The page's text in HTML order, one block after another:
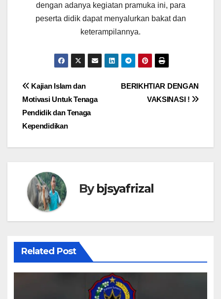
dengan adanya kegiatan pramuka ini, para
peserta didik dapat menyalurkan bakat dan
keterampilannya.
Post
navigation
BERIKHTIAR DENGAN
VAKSINASI !
Kajian Islam dan
Motivasi Untuk Tenaga
Pendidik dan Tenaga
Kependidikan
Bybjsyafrizal
Related Post